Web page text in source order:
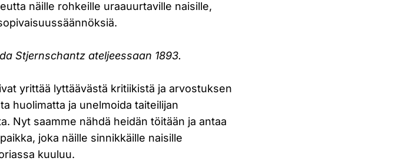
näille rohkeille uraauurtaville naisille,
Stjernschantz ateljeessaan 1893.
yrittää lyttäävästä kritiikistä ja arvostuksen
huolimatta ja unelmoida taiteilijan
Nyt saamme nähdä heidän töitään ja antaa
joka näille sinnikkäille naisille
kuuluu.